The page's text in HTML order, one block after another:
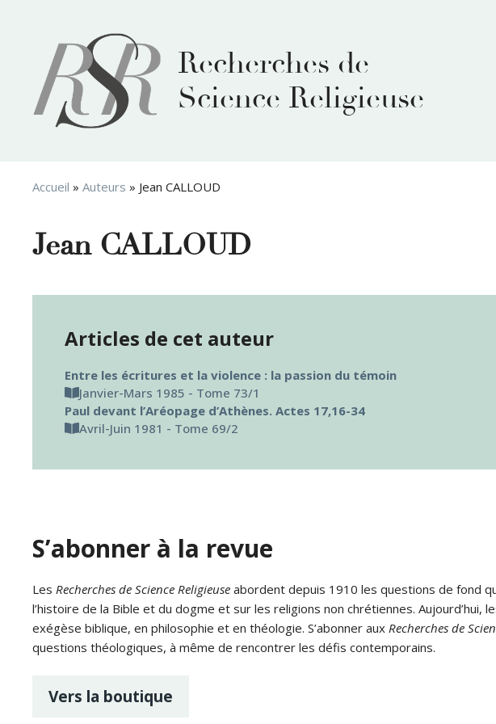
Recherches de
Science Religieuse
Accueil » Auteurs » Jean CALLOUD
Jean CALLOUD
Articles de cet auteur
Entre les écritures et la violence : la passion du témoin
Janvier-Mars 1985 - Tome 73/1
Paul devant l’Aréopage d’Athènes. Actes 17,16-34
Avril-Juin 1981 - Tome 69/2
S’abonner à la revue
Les Recherches de Science Religieuse abordent depuis 1910 les questions de fond
l’histoire de la Bible et du dogme et sur les religions non chrétiennes. Aujourd’hui,
exégèse biblique, en philosophie et en théologie. S’abonner aux Recherches de
questions théologiques, à même de rencontrer les défis contemporains.
Vers la boutique